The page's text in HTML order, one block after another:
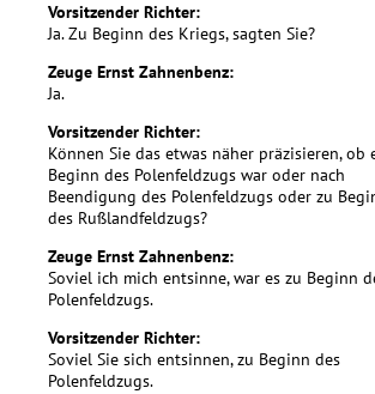
Vorsitzender Richter:
Ja. Zu Beginn des Kriegs, sagten Sie?
Zeuge Ernst Zahnenbenz:
Ja.
Vorsitzender Richter:
Können Sie das etwas näher präzisieren, ob
Beginn des Polenfeldzugs war oder nach
Beendigung des Polenfeldzugs oder zu
des Rußlandfeldzugs?
Zeuge Ernst Zahnenbenz:
Soviel ich mich entsinne, war es zu Beginn
Polenfeldzugs.
Vorsitzender Richter:
Soviel Sie sich entsinnen, zu Beginn des
Polenfeldzugs.